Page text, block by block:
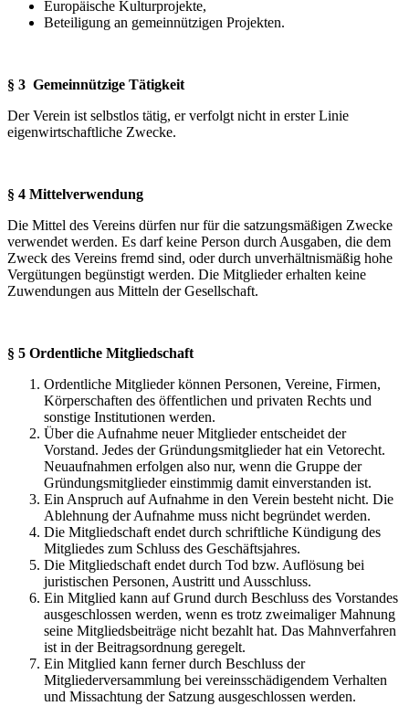
Europäische Kulturprojekte,
Beteiligung an gemeinnützigen Projekten.
§ 3 Gemeinnützige Tätigkeit
Der Verein ist selbstlos tätig, er verfolgt nicht in erster Linie
eigenwirtschaftliche Zwecke.
§ 4 Mittelverwendung
Die Mittel des Vereins dürfen nur für die satzungsmäßigen Zwecke
verwendet werden. Es darf keine Person durch Ausgaben, die dem
Zweck des Vereins fremd sind, oder durch unverhältnismäßig hohe
Vergütungen begünstigt werden. Die Mitglieder erhalten keine
Zuwendungen aus Mitteln der Gesellschaft.
§ 5 Ordentliche Mitgliedschaft
Ordentliche Mitglieder können Personen, Vereine, Firmen,
Körperschaften des öffentlichen und privaten Rechts und
sonstige Institutionen werden.
Über die Aufnahme neuer Mitglieder entscheidet der
Vorstand. Jedes der Gründungsmitglieder hat ein Vetorecht.
Neuaufnahmen erfolgen also nur, wenn die Gruppe der
Gründungsmitglieder einstimmig damit einverstanden ist.
Ein Anspruch auf Aufnahme in den Verein besteht nicht. Die
Ablehnung der Aufnahme muss nicht begründet werden.
Die Mitgliedschaft endet durch schriftliche Kündigung des
Mitgliedes zum Schluss des Geschäftsjahres.
Die Mitgliedschaft endet durch Tod bzw. Auflösung bei
juristischen Personen, Austritt und Ausschluss.
Ein Mitglied kann auf Grund durch Beschluss des Vorstandes
ausgeschlossen werden, wenn es trotz zweimaliger Mahnung
seine Mitgliedsbeiträge nicht bezahlt hat. Das Mahnverfahren
ist in der Beitragsordnung geregelt.
Ein Mitglied kann ferner durch Beschluss der
Mitgliederversammlung bei vereinsschädigendem Verhalten
und Missachtung der Satzung ausgeschlossen werden.